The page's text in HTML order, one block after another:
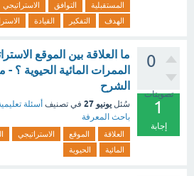
المستقبلية
التوافق
الاستراتيجي
الهدف
التفكير القيادة
0
تصويتات
1
إجابة
ما العلاقة بين الموقع
الممرات المائية الحيوية ؟ -
الشرح
سُئل يونيو 27 في تصنيف أسئلة
باحث المعرفة
العلاقة الموقع الاستراتيجي
المائية
الحيوية